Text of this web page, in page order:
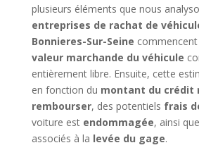
plusieurs éléments que nous
entreprises de rachat de
Bonnieres-Sur-Seine
valeur marchande du véhicule
entièrement libre. Ensuite, cette
en fonction du montant du crédit
rembourser, des potentiels frais
voiture est endommagée, ainsi
associés à la levée du gage.